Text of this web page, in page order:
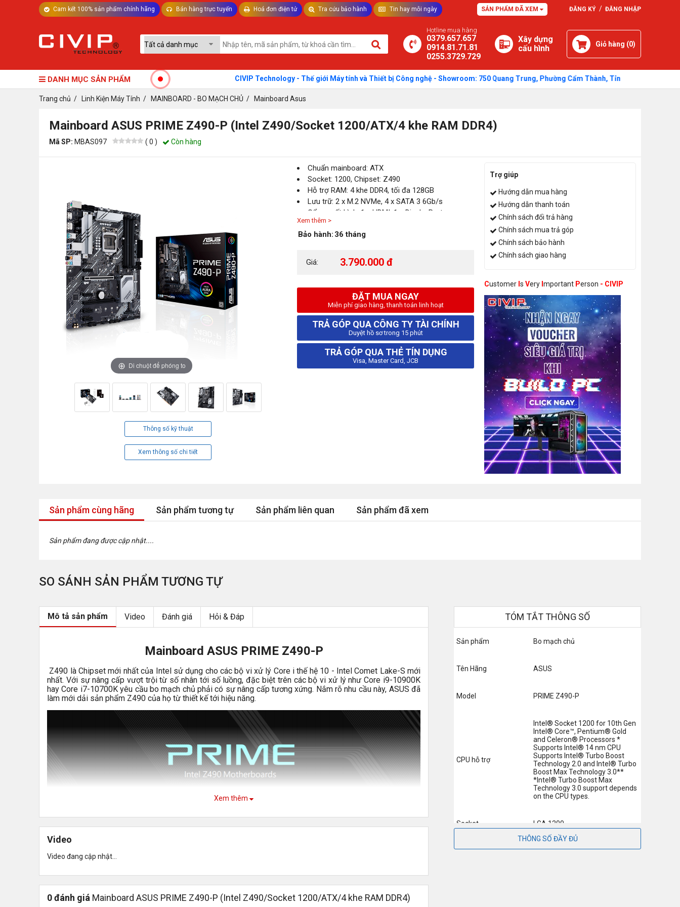
Cam kết 100% sản phẩm chính hãng Bán hàng trực tuyến Hoá đơn điện tử Tra cứu bảo hành Tin hay mỗi ngày SẢN PHẨM ĐÃ XEM ĐĂNG KÝ / ĐĂNG NHẬP
Hotline mua hàng
0379.657.657
0914.81.71.81
0255.3729.729
Xây dựng
cấu hình
Giỏ hàng (0)
DANH MỤC SẢN PHẨM CIVIP Technology - Thế giới Máy tính và Thiết bị Công nghệ - Showroom: 750 Quang Trung, Phường Cẩm Thành, Tỉnh Quảng Ngãi - Thời
Trang chủ / Linh Kiện Máy Tính / MAINBOARD - BO MẠCH CHỦ / Mainboard Asus
Mainboard ASUS PRIME Z490-P (Intel Z490/Socket 1200/ATX/4 khe RAM DDR4)
Mã SP: MBAS097 ( 0 ) Còn hàng
Di chuột để phóng to
Thông số kỹ thuật
Xem thông số chi tiết
Chuẩn mainboard: ATX
Socket: 1200, Chipset: Z490
Hỗ trợ RAM: 4 khe DDR4, tối đa 128GB
Lưu trữ: 2 x M.2 NVMe, 4 x SATA 3 6Gb/s
Cổng xuất hình: 1 x HDMI, 1 x DisplayPort
Xem thêm >
Bảo hành: 36 tháng
Giá: 3.790.000 đ
ĐẶT MUA NGAY
Miễn phí giao hàng, thanh toán linh hoạt
TRẢ GÓP QUA CÔNG TY TÀI CHÍNH
Duyệt hồ sơ trong 15 phút
TRẢ GÓP QUA THẺ TÍN DỤNG
Visa, Master Card, JCB
Trợ giúp
Hướng dẫn mua hàng
Hướng dẫn thanh toán
Chính sách đổi trả hàng
Chính sách mua trả góp
Chính sách bảo hành
Chính sách giao hàng
Customer s Very mportant Person - CIVIP
Sản phẩm cùng hãng Sản phẩm tương tự Sản phẩm liên quan Sản phẩm đã xem
Sản phẩm đang được cập nhật....
SO SÁNH SẢN PHẨM TƯƠNG TỰ
Mô tả sản phẩm Video Đánh giá Hỏi & Đáp
Mainboard ASUS PRIME Z490-P
Z490 là Chipset mới nhất của Intel sử dụng cho các bộ vi xử lý Core i thế hệ 10 - Intel Comet Lake-S mới
nhất. Với sự nâng cấp vượt trội từ số nhân tới số luồng, đặc biệt trên các bộ vi xử lý như Core i9-10900K
hay Core i7-10700K yêu cầu bo mạch chủ phải có sự nâng cấp tương xứng. Nắm rõ nhu cầu này, ASUS đã
làm mới dải sản phẩm Z490 của họ từ thiết kế tới hiệu năng.
Thiết kế
Xem thêm
Video
Video đang cập nhật...
0 đánh giá Mainboard ASUS PRIME Z490-P (Intel Z490/Socket 1200/ATX/4 khe RAM DDR4)
TÓM TẮT THÔNG SỐ
Sản phẩm Bo mạch chủ
Tên Hãng ASUS
Model PRIME Z490-P
CPU hỗ trợ
Intel® Socket 1200 for 10th Gen
Intel® Core™, Pentium® Gold
and Celeron® Processors *
Supports Intel® 14 nm CPU
Supports Intel® Turbo Boost
Technology 2.0 and Intel® Turbo
Boost Max Technology 3.0**
*Intel® Turbo Boost Max
Technology 3.0 support depends
on the CPU types.
Socket LGA 1200
Chipset Z490
THÔNG SỐ ĐẦY ĐỦ